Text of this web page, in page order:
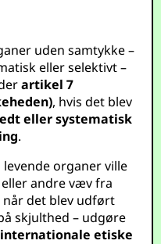
uden samtykke –
eller selektivt –
artikel 7
, hvis det blev
eller systematisk
.
organer ville
andre væv fra
det blev udført
skjulthed – udgøre
etiske